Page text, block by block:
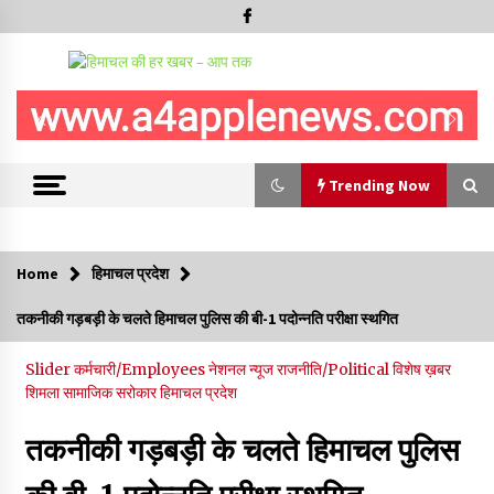
Trending Now
5 किलो अफीम डोडा/पोस्त बरामदगी मामले में कुल्लू सैंज से मुख्य सप्लायर
गिरफ्तार
08/08/2026
Home हिमाचल प्रदेश
तकनीकी गड़बड़ी के चलते हिमाचल पुलिस की बी-1 पदोन्नति परीक्षा स्थगित
Sliderकर्मचारी/Employeesनेशनल न्यूजराजनीति/Politicalविशेष ख़बर
शिमलासामाजिक सरोकारहिमाचल प्रदेश
तकनीकी गड़बड़ी के चलते हिमाचल पुलिस